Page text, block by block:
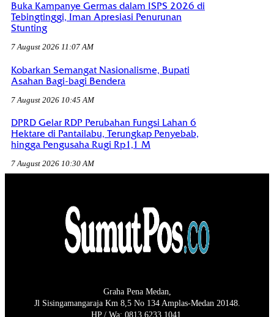
Buka Kampanye Germas dalam ISPS 2026 di
Tebingtinggi, Iman Apresiasi Penurunan
Stunting
7 August 2026 11:07 AM
Kobarkan Semangat Nasionalisme, Bupati
Asahan Bagi-bagi Bendera
7 August 2026 10:45 AM
DPRD Gelar RDP Perubahan Fungsi Lahan 6
Hektare di Pantailabu, Terungkap Penyebab,
hingga Pengusaha Rugi Rp1,1 M
7 August 2026 10:30 AM
Graha Pena Medan,
Jl Sisingamangaraja Km 8,5 No 134 Amplas-Medan 20148.
HP / Wa: 0813 6233 1041.